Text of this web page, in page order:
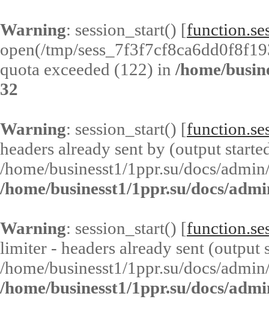
Warning: session_start() [
open(/tmp/
quota exceeded (122) in /home/
32
Warning: session_start() [
headers already sent by (output
/home/businesst1/1ppr.su/docs/
/home/businesst1/1ppr.su/docs/
Warning: session_start() [
limiter - headers already sent (output
/home/businesst1/1ppr.su/docs/
/home/businesst1/1ppr.su/docs/